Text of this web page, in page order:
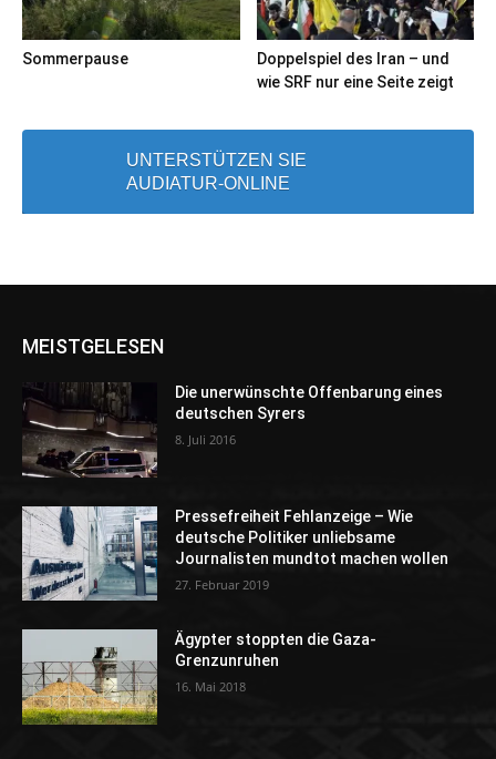
Sommerpause
Doppelspiel des Iran – und
wie SRF nur eine Seite zeigt
UNTERSTÜTZEN SIE
AUDIATUR-ONLINE
MEISTGELESEN
Die unerwünschte Offenbarung eines
deutschen Syrers
8. Juli 2016
Pressefreiheit Fehlanzeige – Wie
deutsche Politiker unliebsame
Journalisten mundtot machen wollen
27. Februar 2019
Ägypter stoppten die Gaza-
Grenzunruhen
16. Mai 2018